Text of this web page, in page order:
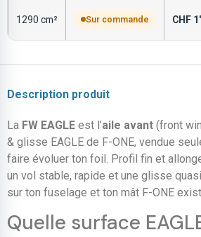
1290 cm² Sur commande CHF
Description produit
La FW EAGLE est l’aile avant (front
& glisse EAGLE de F-ONE, vendue
faire évoluer ton foil. Profil fin et
un vol stable, rapide et une glisse
sur ton fuselage et ton mât F-ONE
Quelle surface